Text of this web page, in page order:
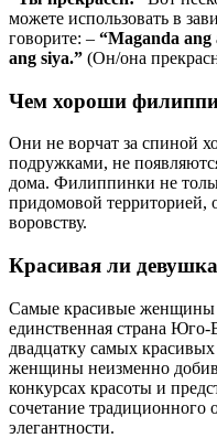
можете использовать в
говорите: – “Maganda ang
ang siya.” (Он/она
Чем хороши
Они не ворчат за спиной
подружками, не
дома. Филиппинки не
придомовой территорией,
воровству.
Красивая ли
Самые красивые
единственная страна
двадцатку самых
женщины неизменно
конкурсах красоты и
сочетание традиционного
элегантности.